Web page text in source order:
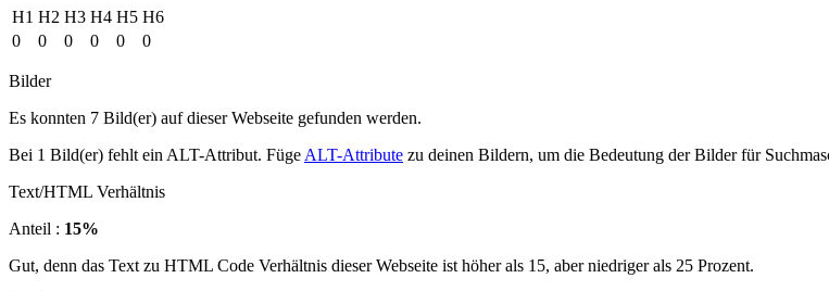
H1 H2 H3 H4 H5 H6
0
0 0 0 0 0
Bilder
Es konnten 7 Bild(er) auf dieser Webseite gefunden werden.
Bei 1 Bild(er) fehlt ein ALT-Attribut. Füge ALT-Attribute zu deinen Bildern, um die Bedeutung der Bilder für
Text/HTML Verhältnis
Anteil : 15%
Gut, denn das Text zu HTML Code Verhältnis dieser Webseite ist höher als 15, aber niedriger als 25 Prozent.